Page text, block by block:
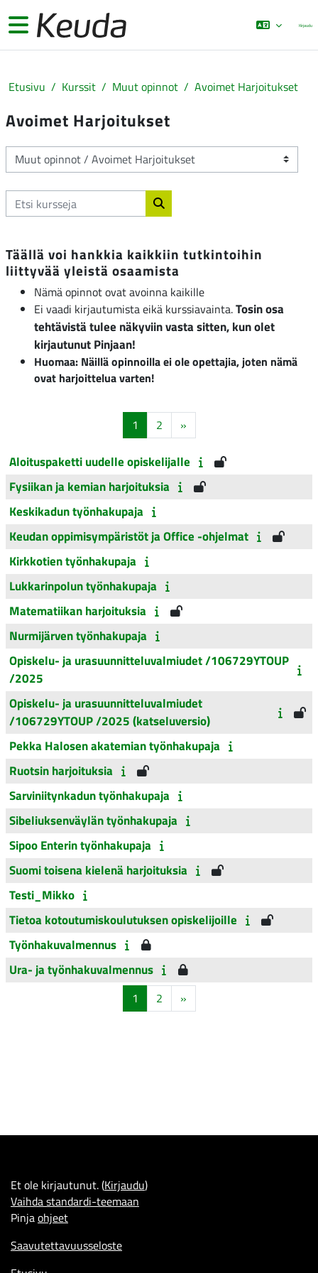
Sivupaneeli Kirjaudu
Etusivu Kurssit Muut opinnot Avoimet Harjoitukset
Avoimet Harjoitukset
Kurssikategoriat
Etsi kursseja
Etsi kursseja
Täällä voi hankkia kaikkiin tutkintoihin
liittyvää yleistä osaamista
Nämä opinnot ovat avoinna kaikille
Ei vaadi kirjautumista eikä kurssiavainta.Tosin osa
tehtävistä tulee näkyviin vasta sitten, kun olet
kirjautunut Pinjaan!
Huomaa: Näillä opinnoilla ei ole opettajia, joten nämä
ovat harjoittelua varten!
1 Sivu 1
2Sivu 2
»Seuraava sivu
Aloituspaketti uudelle opiskelijalle
Fysiikan ja kemian harjoituksia
Keskikadun työnhakupaja
Keudan oppimisympäristöt ja Office -ohjelmat
Kirkkotien työnhakupaja
Lukkarinpolun työnhakupaja
Matematiikan harjoituksia
Nurmijärven työnhakupaja
Opiskelu- ja urasuunnitteluvalmiudet /106729YTOUP
/2025
Opiskelu- ja urasuunnitteluvalmiudet
/106729YTOUP /2025 (katseluversio)
Pekka Halosen akatemian työnhakupaja
Ruotsin harjoituksia
Sarviniitynkadun työnhakupaja
Sibeliuksenväylän työnhakupaja
Sipoo Enterin työnhakupaja
Suomi toisena kielenä harjoituksia
Testi_Mikko
Tietoa kotoutumiskoulutuksen opiskelijoille
Työnhakuvalmennus
Ura- ja työnhakuvalmennus
1 Sivu 1
2Sivu 2
»Seuraava sivu
Et ole kirjautunut. (Kirjaudu)
Vaihda standardi-teemaan
Pinjaohjeet
Saavutettavuusseloste